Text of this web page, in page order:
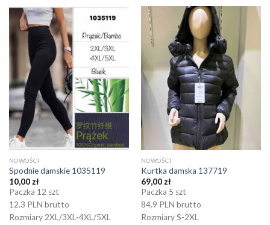
NOWOŚCI
Spodnie damskie 1035119
10,00zł
Paczka 12 szt
12.3 PLN brutto
Rozmiary 2XL/3XL-4XL/5XL
NOWOŚCI
Kurtka damska 137719
69,00zł
Paczka 5 szt
84.9 PLN brutto
Rozmiary S-2XL